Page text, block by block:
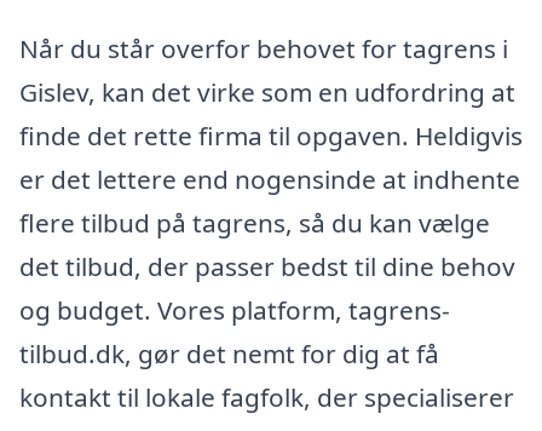
Når du står overfor behovet for tagrens i
Gislev, kan det virke som en udfordring at
finde det rette firma til opgaven. Heldigvis
er det lettere end nogensinde at indhente
flere tilbud på tagrens, så du kan vælge
det tilbud, der passer bedst til dine behov
og budget. Vores platform, tagrens-
tilbud.dk, gør det nemt for dig at få
kontakt til lokale fagfolk, der specialiserer